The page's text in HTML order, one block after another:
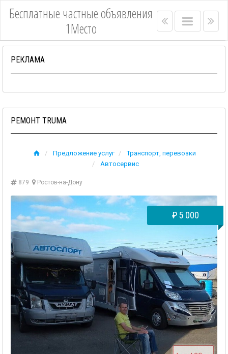
Бесплатные частные объявления
1Место
Left
bar
Main
menu
Right
menu
bar
РЕКЛАМА
РЕМОНТ TRUMA
Предложение услуг
Транспорт, перевозки
Автосервис
879 Ростов-на-Дону
₽5 000